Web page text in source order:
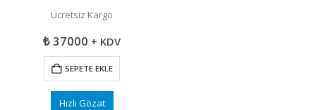
Ücretsiz Kargo
₺37000 + KDV
SEPETE EKLE
Hızlı Gözat